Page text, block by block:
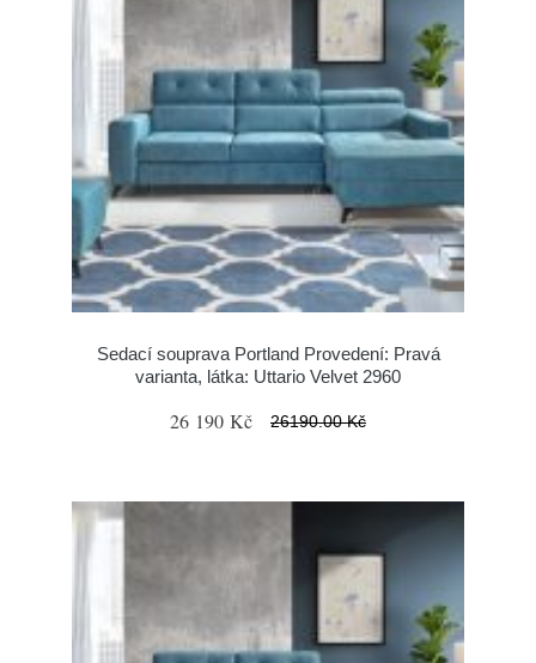
Sedací souprava Portland Provedení: Pravá
varianta, látka: Uttario Velvet 2960
26 190 Kč 26190.00 Kč